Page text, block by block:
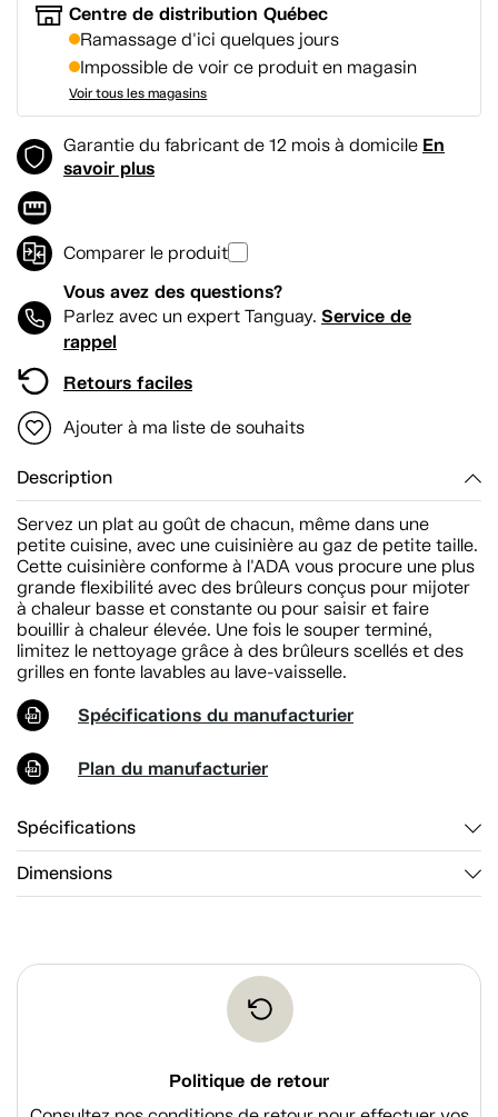
Centre de distribution Québec
Ramassage d'ici quelques jours
Impossible de voir ce produit en magasin
Voir tous les magasins
Garantie du fabricant de 12 mois à domicile En
savoir plus
Comparer le produit
Vous avez des questions?
Parlez avec un expert Tanguay. Service de
rappel
Retours faciles
Ajouter à ma liste de souhaits
Description
Servez un plat au goût de chacun, même dans une
petite cuisine, avec une cuisinière au gaz de petite taille.
Cette cuisinière conforme à l'ADA vous procure une plus
grande flexibilité avec des brûleurs conçus pour mijoter
à chaleur basse et constante ou pour saisir et faire
bouillir à chaleur élevée. Une fois le souper terminé,
limitez le nettoyage grâce à des brûleurs scellés et des
grilles en fonte lavables au lave-vaisselle.
Spécifications du manufacturier
Plan du manufacturier
Spécifications
Dimensions
Politique de retour